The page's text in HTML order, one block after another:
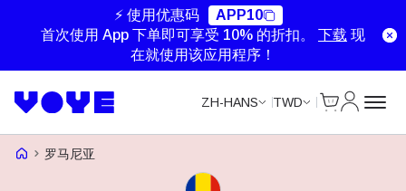
⚡ 使用优惠码
APP10
首次使用 App 下单即可享受 10% 的折扣。 下载 现
在就使用该应用程序！
ZH-HANS TWD
Voye Homepage
罗马尼亚